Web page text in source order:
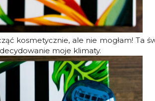
kosmetycznie, ale nie mogłam! Ta
moje klimaty.